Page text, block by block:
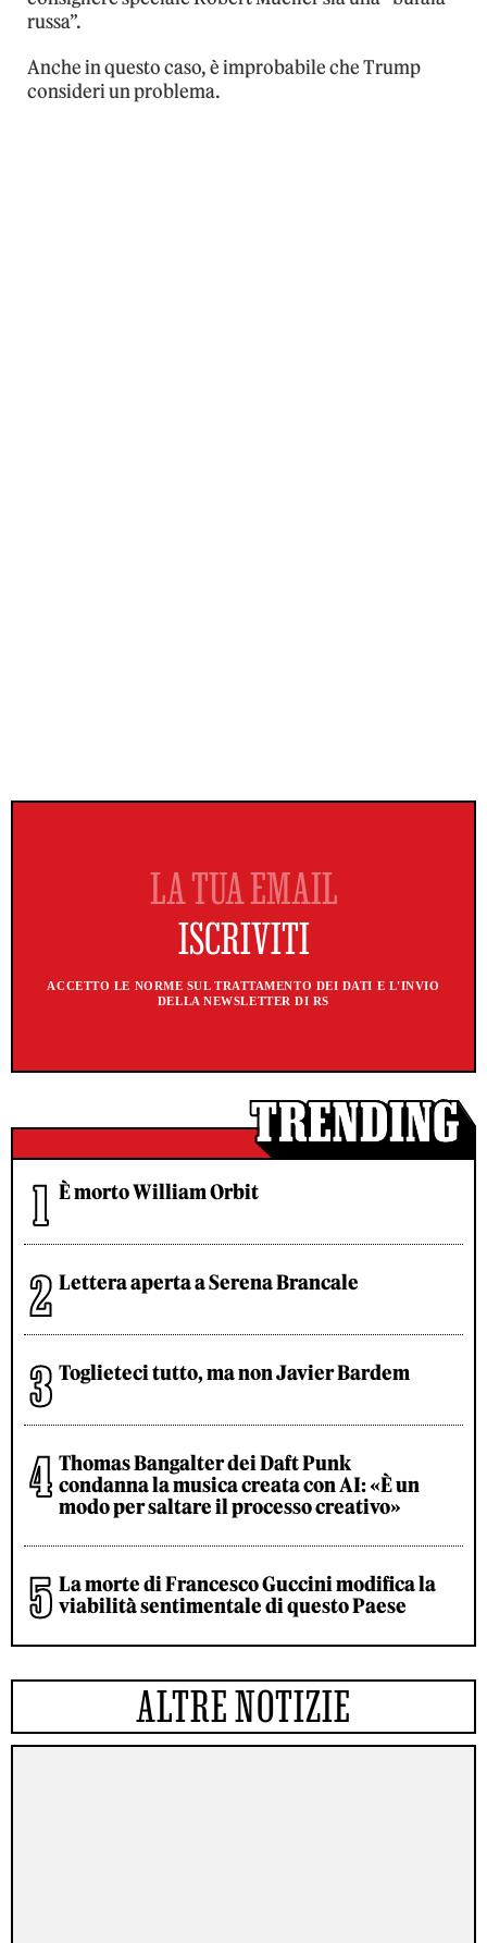
russa”.
Anche in questo caso, è improbabile che Trump
consideri un problema.
ACCETTO LE NORME SUL TRATTAMENTO DEI DATI E L'INVIO
DELLA NEWSLETTER DI RS
È morto William Orbit
Lettera aperta a Serena Brancale
Toglieteci tutto, ma non Javier Bardem
Thomas Bangalter dei Daft Punk
condanna la musica creata con AI: «È un
modo per saltare il processo creativo»
La morte di Francesco Guccini modifica la
viabilità sentimentale di questo Paese
ALTRE NOTIZIE